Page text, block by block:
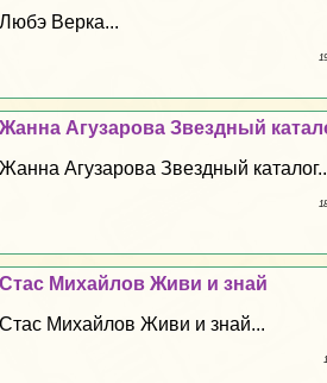
Любэ Верка...
Жанна Агузарова Звездный
Жанна Агузарова Звездный
Стас Михайлов Живи и знай
Стас Михайлов Живи и знай...